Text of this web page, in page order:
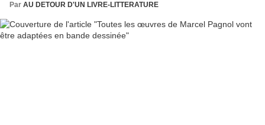
Par AU DETOUR D'UN LIVRE-LITTERATURE